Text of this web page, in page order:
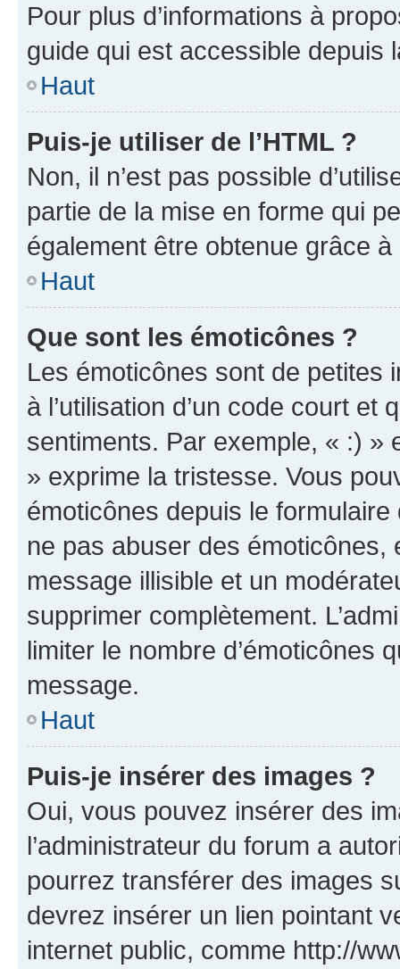
Pour plus d’informations à
guide qui est accessible depuis
Haut
Puis-je utiliser de l’HTML ?
Non, il n’est pas possible
partie de la mise en forme qui
également être obtenue grâce à
Haut
Que sont les émoticônes ?
Les émoticônes sont de petites
à l’utilisation d’un code court et
sentiments. Par exemple, « :) »
» exprime la tristesse. Vous
émoticônes depuis le
ne pas abuser des
message illisible et un
supprimer complètement.
limiter le nombre d’émoticônes
message.
Haut
Puis-je insérer des images ?
Oui, vous pouvez insérer des
l’administrateur du forum a
pourrez transférer des images
devrez insérer un lien pointant
internet public, comme http://